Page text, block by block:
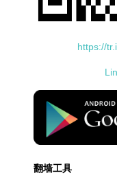
https://
standard-icon-
翻墙工具